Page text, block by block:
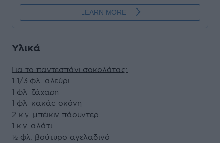
Υλικά
Για το παντεσπάνι σοκολάτας:
1 1/3 φλ. αλεύρι
1 φλ. ζάχαρη
1 φλ. κακάο σκόνη
2 κ.γ. μπέικιν πάουντερ
1 κ.γ. αλάτι
½ φλ. βούτυρο αγελαδινό